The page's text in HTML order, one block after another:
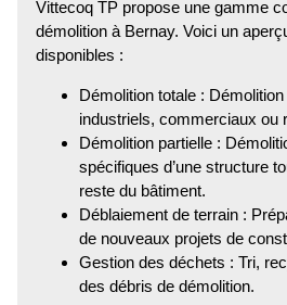
Vittecoq TP propose une gamme
démolition à Bernay. Voici un
disponibles :
Démolition totale :
industriels, commerciaux ou
Démolition partielle :
spécifiques d’une structure
reste du bâtiment.
Déblaiement de terrain :
de nouveaux projets de
Gestion des déchets : Tri,
des débris de démolition.